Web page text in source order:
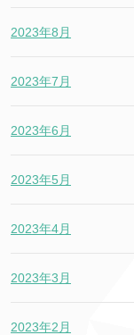
2023年8月
2023年7月
2023年6月
2023年5月
2023年4月
2023年3月
2023年2月